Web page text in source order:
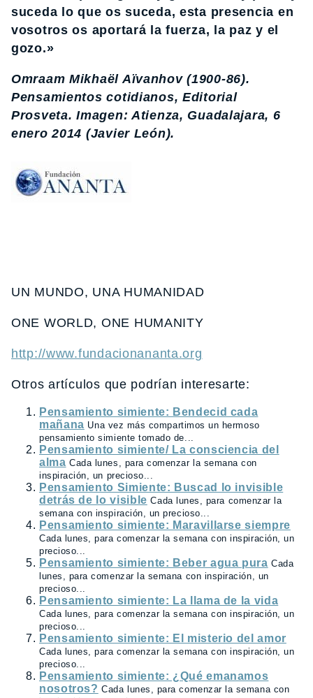
suceda lo que os suceda, esta presencia en
vosotros os aportará la fuerza, la paz y el
gozo.»
Omraam Mikhaël Aïvanhov (1900-86).
Pensamientos cotidianos, Editorial
Prosveta. Imagen: Atienza, Guadalajara, 6
enero 2014 (Javier León).
UN MUNDO, UNA HUMANIDAD
ONE WORLD, ONE HUMANITY
http://www.fundacionananta.org
Otros artículos que podrían interesarte:
Pensamiento simiente: Bendecid cada
mañana Una vez más compartimos un hermoso
pensamiento simiente tomado de...
Pensamiento simiente/ La consciencia del
alma Cada lunes, para comenzar la semana con
inspiración, un precioso...
Pensamiento Simiente: Buscad lo invisible
detrás de lo visible Cada lunes, para comenzar la
semana con inspiración, un precioso...
Pensamiento simiente: Maravillarse siempre
Cada lunes, para comenzar la semana con inspiración, un
precioso...
Pensamiento simiente: Beber agua pura Cada
lunes, para comenzar la semana con inspiración, un
precioso...
Pensamiento simiente: La llama de la vida
Cada lunes, para comenzar la semana con inspiración, un
precioso...
Pensamiento simiente: El misterio del amor
Cada lunes, para comenzar la semana con inspiración, un
precioso...
Pensamiento simiente: ¿Qué emanamos
nosotros? Cada lunes, para comenzar la semana con